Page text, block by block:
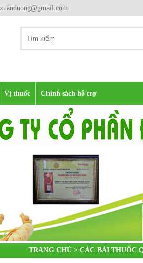
Vị thuốc Chính sách hỗ trợ
TRANG CHỦ > CÁC BÀI THUỐC